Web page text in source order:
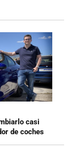
casi
de coches